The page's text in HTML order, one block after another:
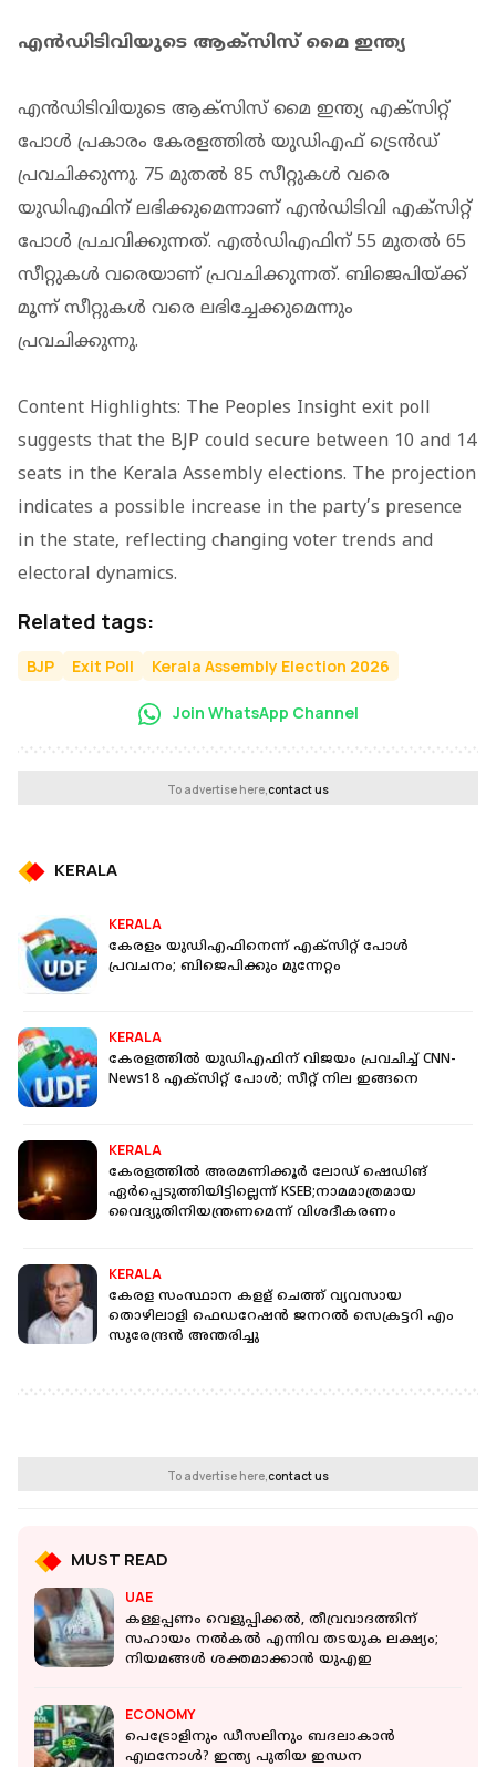
എന്‍ഡിടിവിയുടെ ആക്സിസ് മൈ ഇന്ത്യ
എന്‍ഡിടിവിയുടെ ആക്സിസ് മൈ ഇന്ത്യ എക്സിറ്റ്
പോള്‍ പ്രകാരം കേരളത്തില്‍ യുഡിഎഫ് ട്രെന്‍ഡ്
പ്രവചിക്കുന്നു. 75 മുതല്‍ 85 സീറ്റുകള്‍ വരെ
യുഡിഎഫിന് ലഭിക്കുമെന്നാണ് എന്‍ഡിടിവി എക്സിറ്റ്
പോള്‍ പ്രചവിക്കുന്നത്. എല്‍ഡിഎഫിന് 55 മുതല്‍ 65
സീറ്റുകള്‍ വരെയാണ് പ്രവചിക്കുന്നത്. ബിജെപിയ്ക്ക്
മൂന്ന് സീറ്റുകള്‍ വരെ ലഭിച്ചേക്കുമെന്നും
പ്രവചിക്കുന്നു.
Content Highlights: The Peoples Insight exit poll
suggests that the BJP could secure between 10 and 14
seats in the Kerala Assembly elections. The projection
indicates a possible increase in the party’s presence
in the state, reflecting changing voter trends and
electoral dynamics.
Related tags:
BJP Exit Poll Kerala Assembly Election 2026
Join WhatsApp Channel
To advertise here,contact us
KERALA
KERALA
കേരളം യുഡിഎഫിനെന്ന് എക്‌സിറ്റ് പോള്‍
പ്രവചനം; ബിജെപിക്കും മുന്നേറ്റം
KERALA
കേരളത്തില്‍ യുഡിഎഫിന് വിജയം പ്രവചിച്ച് CNN-
News18 എക്‌സിറ്റ് പോള്‍; സീറ്റ് നില ഇങ്ങനെ
KERALA
കേരളത്തിൽ അരമണിക്കൂർ ലോഡ് ഷെഡിങ്
ഏർപ്പെടുത്തിയിട്ടില്ലെന്ന് KSEB;നാമമാത്രമായ
വൈദ്യുതിനിയന്ത്രണമെന്ന് വിശദീകരണം
KERALA
കേരള സംസ്ഥാന കളള് ചെത്ത് വ്യവസായ
തൊഴിലാളി ഫെഡറേഷന്‍ ജനറല്‍ സെക്രട്ടറി എം
സുരേന്ദ്രന്‍ അന്തരിച്ചു
To advertise here,contact us
MUST READ
UAE
കള്ളപ്പണം വെളുപ്പിക്കല്‍, തീവ്രവാദത്തിന്
സഹായം നല്‍കല്‍ എന്നിവ തടയുക ലക്ഷ്യം;
നിയമങ്ങൾ ശക്തമാക്കാൻ യുഎഇ
ECONOMY
പെട്രോളിനും ഡീസലിനും ബദലാകാന്‍
എഥനോള്‍? ഇന്ത്യ പുതിയ ഇന്ധന